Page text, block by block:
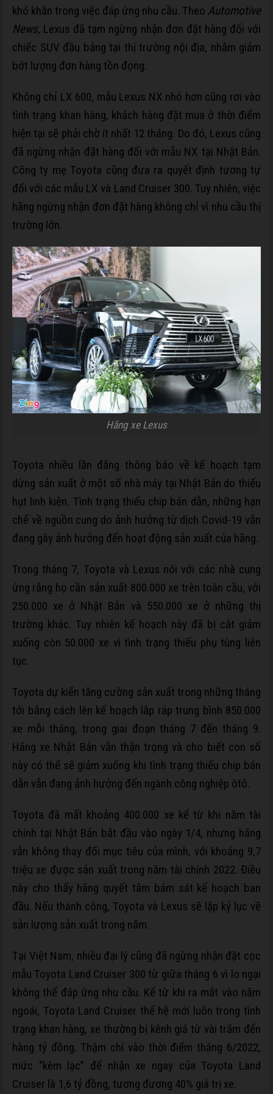
khó khăn trong việc đáp ứng nhu cầu. Theo Automotive
News, Lexus đã tạm ngừng nhận đơn đặt hàng đối với
chiếc SUV đầu bảng tại thị trường nội địa, nhằm giảm
bớt lượng đơn hàng tồn đọng.
Không chỉ LX 600, mẫu Lexus NX nhỏ hơn cũng rơi vào
tình trạng khan hàng, khách hàng đặt mua ở thời điểm
hiện tại sẽ phải chờ ít nhất 12 tháng. Do đó, Lexus cũng
đã ngừng nhận đặt hàng đối với mẫu NX tại Nhật Bản.
Công ty mẹ Toyota cũng đưa ra quyết định tương tự
đối với các mẫu LX và Land Cruiser 300. Tuy nhiên, việc
hãng ngừng nhận đơn đặt hàng không chỉ vì nhu cầu thị
trường lớn.
Hãng xe Lexus
Toyota nhiều lần đăng thông báo về kế hoạch tạm
dừng sản xuất ở một số nhà máy tại Nhật Bản do thiếu
hụt linh kiện. Tình trạng thiếu chip bán dẫn, những hạn
chế về nguồn cung do ảnh hưởng từ dịch Covid-19 vẫn
đang gây ảnh hưởng đến hoạt động sản xuất của hãng.
Trong tháng 7, Toyota và Lexus nói với các nhà cung
ứng rằng họ cần sản xuất 800.000 xe trên toàn cầu, với
250.000 xe ở Nhật Bản và 550.000 xe ở những thị
trường khác. Tuy nhiên kế hoạch này đã bị cắt giảm
xuống còn 50.000 xe vì tình trạng thiếu phụ tùng liên
tục.
Toyota dự kiến tăng cường sản xuất trong những tháng
tới bằng cách lên kế hoạch lắp ráp trung bình 850.000
xe mỗi tháng, trong giai đoạn tháng 7 đến tháng 9.
Hãng xe Nhật Bản vẫn thận trọng và cho biết con số
này có thể sẽ giảm xuống khi tình trạng thiếu chip bán
dẫn vẫn đang ảnh hưởng đến ngành công nghiệp ôtô.
Toyota đã mất khoảng 400.000 xe kể từ khi năm tài
chính tại Nhật Bản bắt đầu vào ngày 1/4, nhưng hãng
vẫn không thay đổi mục tiêu của mình, với khoảng 9,7
triệu xe được sản xuất trong năm tài chính 2022. Điều
này cho thấy hãng quyết tâm bám sát kế hoạch ban
đầu. Nếu thành công, Toyota và Lexus sẽ lập kỷ lục về
sản lượng sản xuất trong năm.
Tại Việt Nam, nhiều đại lý cũng đã ngừng nhận đặt cọc
mẫu Toyota Land Cruiser 300 từ giữa tháng 6 vì lo ngại
không thể đáp ứng nhu cầu. Kể từ khi ra mắt vào năm
ngoái, Toyota Land Cruiser thế hệ mới luôn trong tình
trạng khan hàng, xe thường bị kênh giá từ vài trăm đến
hàng tỷ đồng. Thậm chí vào thời điểm tháng 6/2022,
mức “kèm lạc” để nhận xe ngay của Toyota Land
Cruiser là 1,6 tỷ đồng, tương đương 40% giá trị xe.